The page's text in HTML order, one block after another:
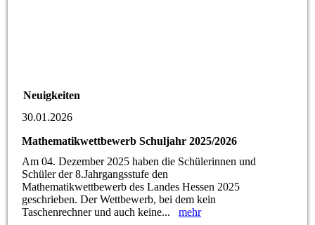
Neuigkeiten
30.01.2026
Mathematikwettbewerb Schuljahr 2025/2026
Am 04. Dezember 2025 haben die Schülerinnen und
Schüler der 8.Jahrgangsstufe den
Mathematikwettbewerb des Landes Hessen 2025
geschrieben. Der Wettbewerb, bei dem kein
Taschenrechner und auch keine...mehr